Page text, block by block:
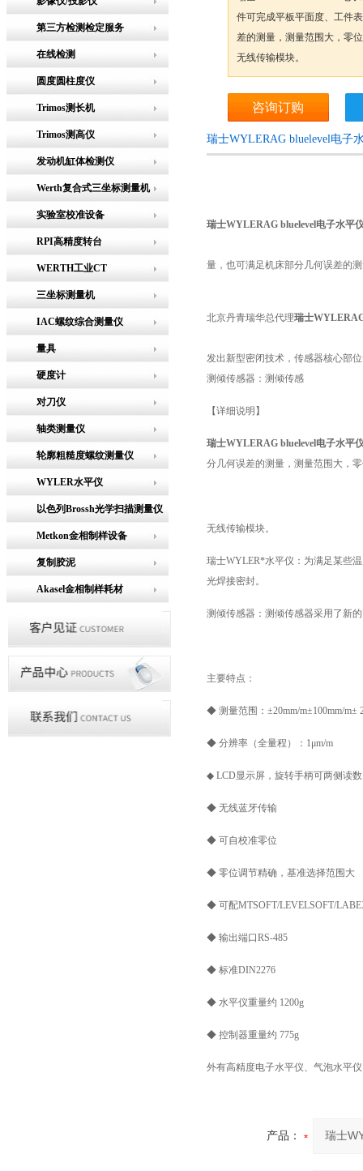
第三方检测检定服务
在线检测
圆度圆柱度仪
Trimos测长机
Trimos测高仪
发动机缸体检测仪
Werth复合式三坐标测量机
实验室校准设备
RPI高精度转台
WERTH工业CT
三坐标测量机
IAC螺纹综合测量仪
量具
硬度计
对刀仪
轴类测量仪
轮廓粗糙度螺纹测量仪
WYLER水平仪
以色列Brossh光学扫描测量仪
Metkon金相制样设备
复制胶泥
Akasel金相制样耗材
件可完成平板平面度、工件
差的测量，测量范围大，零
无线传输模块。
咨询订购
瑞士WYLERAG bluelevel电子
瑞士WYLERAG bluelevel电子水平
量，也可满足机床部分几何误差的
北京丹青瑞华总代理瑞士
发出新型密闭技术，传感器核心部
测倾传感器：测倾传感
【详细说明】
瑞士WYLERAG bluelevel电子水平
分几何误差的测量，测量范围大，
无线传输模块。
瑞士WYLER*水平仪：为满足某些
光焊接密封。
测倾传感器：测倾传感器采用了新
主要特点：
◆ 测量范围：±20mm/m±100mm/m±
◆ 分辨率（全量程）：1μm/m
◆ LCD显示屏，旋转手柄可两侧读数
◆ 无线蓝牙传输
◆ 可自校准零位
◆ 零位调节精确，基准选择范围大
◆ 可配MTSOFT/LEVELSOFT/
◆ 输出端口RS-485
◆ 标准DIN2276
◆ 水平仪重量约 1200g
◆ 控制器重量约 775g
外有高精度电子水平仪、气泡水平
产品：